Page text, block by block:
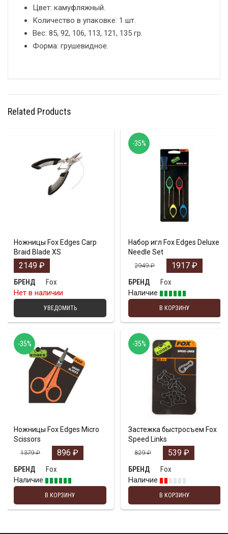
Цвет: камуфляжный.
Количество в упаковке: 1 шт.
Вес: 85, 92, 106, 113, 121, 135 гр.
Форма: грушевидное.
Related Products
Ножницы Fox Edges Carp
Braid Blade XS
2149 ₽
БРЕНД
Fox
Нет в наличии
УВЕДОМИТЬ
Набор игл Fox Edges Deluxe
Needle Set
2949₽ 1917 ₽
БРЕНД
Fox
Наличие
В КОРЗИНУ
-35%
Ножницы Fox Edges Micro
Scissors
1379₽ 896 ₽
БРЕНД
Fox
Наличие
В КОРЗИНУ
-35%
Застежка быстросъем Fox
Speed Links
829₽ 539 ₽
БРЕНД
Fox
Наличие
В КОРЗИНУ
-35%